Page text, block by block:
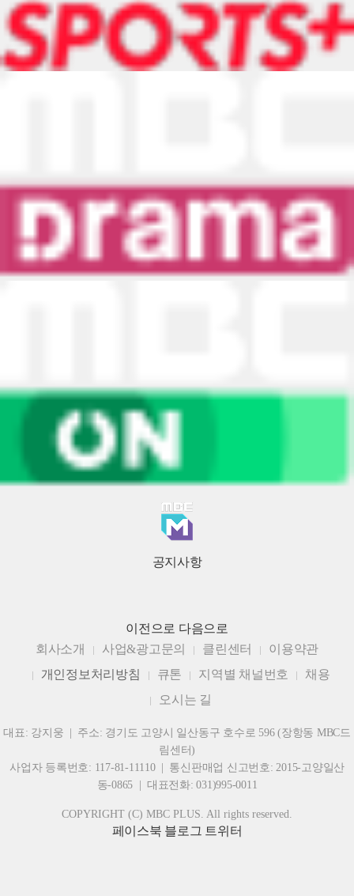
공지사항
이전으로 다음으로
회사소개
사업&광고문의 클린센터
이용약관
개인정보처리방침
큐톤 지역별 채널번호
채용
오시는 길
대표: 강지웅 | 주소: 경기도 고양시 일산동구 호수로 596 (장항동 MBC드
림센터)
사업자 등록번호: 117-81-11110 | 통신판매업 신고번호: 2015-고양일산
동-0865 | 대표전화: 031)995-0011
COPYRIGHT (C) MBC PLUS. All rights reserved.
페이스북 블로그 트위터